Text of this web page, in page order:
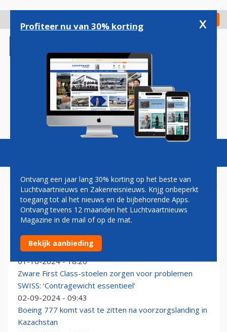
gaan
Check in
Magazine Podcasts Vacatures
SWISS
SWISS en Helvetic Airways werken langer en
uitgebreider samen
01-10-2024 - 18:20
Zware First Class-stoelen zorgen voor problemen
SWISS: ‘Contragewicht essentieel’
02-09-2024 - 09:43
Boeing 777 komt vast te zitten na voorzorgslanding in
Kazachstan
Profiteer nu van 30% korting x
Ontvang een jaar lang 30% korting op het beste van
Luchtvaartnieuws en Zakenreisnieuws. Krijg onbeperkt
toegang tot al het nieuws en de bijbehorende Apps.
Ontvang tevens 12 maanden het Luchtvaartnieuws
Magazine in de mail of op de mat.
Bekijk aanbieding